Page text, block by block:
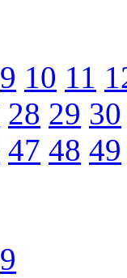
9 10 11
28 29 30
47 48 49
9